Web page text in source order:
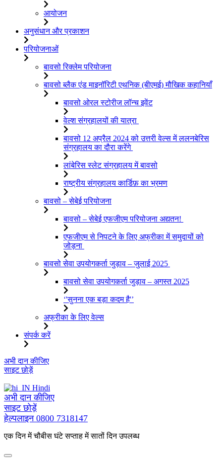
आयोजन
अनुसंधान और प्रकाशन
परियोजनाओं
बावसो रिक्लेम परियोजना
बावसो ब्लैक एंड माइनॉरिटी एथनिक (बीएमई) मौखिक कहानियाँ
बावसो ओरल स्टोरीज लॉन्च इवेंट
वेल्श संग्रहालयों की यात्रा
बावसो 12 अप्रैल 2024 को उत्तरी वेल्स में ललनबेरिस
संग्रहालय का दौरा करेंगे
लांबेरिस स्लेट संग्रहालय में बावसो
राष्ट्रीय संग्रहालय कार्डिफ़ का भ्रमण
बावसो – सेबेई परियोजना
बावसो – सेबेई एफजीएम परियोजना अद्यतन!
एफजीएम से निपटने के लिए अफ्रीका में समुदायों को
जोड़ना
बावसो सेवा उपयोगकर्ता जुड़ाव – जुलाई 2025
बावसो सेवा उपयोगकर्ता जुड़ाव – अगस्त 2025
‘'सुनना एक बड़ा कदम है'’
अफ्रीका के लिए वेल्स
संपर्क करें
इसे
छोड़कर
पर
बढ़ने
के
लिए
अभी दान कीजिए
साइट छोड़ें
Hindi
अभी दान कीजिए
साइट छोड़ें
हेल्पलाइन 0800 7318147
एक दिन में चौबीस घंटे सप्ताह में सातों दिन उपलब्ध